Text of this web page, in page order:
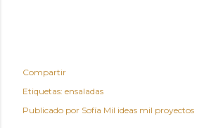
Compartir
Etiquetas: ensaladas
Publicado por Sofía Mil ideas mil proyectos